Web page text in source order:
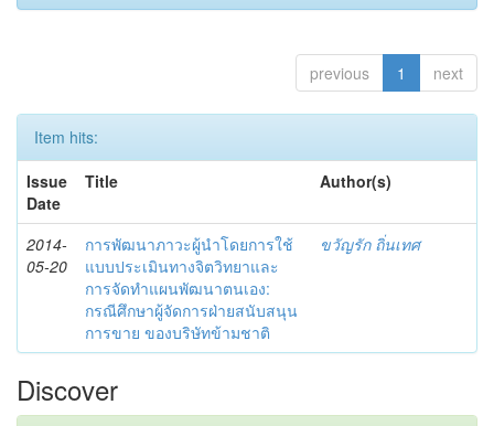
previous 1 next
Item hits:
Issue
Date
Title Author(s)
2014-
05-20
การพัฒนาภาวะผู้นำโดยการใช้
แบบประเมินทางจิตวิทยาและ
การจัดทำแผนพัฒนาตนเอง:
กรณีศึกษาผู้จัดการฝ่ายสนับสนุน
การขาย ของบริษัทข้ามชาติ
ขวัญรัก ถิ่นเทศ
Discover